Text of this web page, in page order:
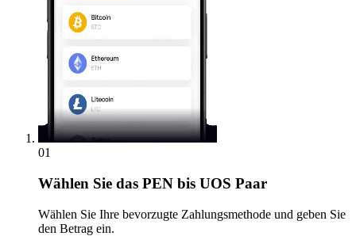
01
Wählen Sie das PEN bis UOS Paar
Wählen Sie Ihre bevorzugte Zahlungsmethode und geben Sie
den Betrag ein.